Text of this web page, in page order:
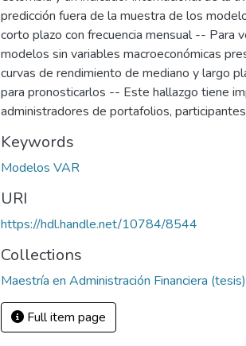
predicción fuera de la muestra de los
corto plazo con frecuencia mensual -- Para
modelos sin variables macroeconómicas
curvas de rendimiento de mediano y largo
para pronosticarlos -- Este hallazgo tiene
administradores de portafolios,
Keywords
Modelos VAR
URI
https://hdl.handle.net/10784/8544
Collections
Maestría en Administración Financiera (tesis)
Full item page